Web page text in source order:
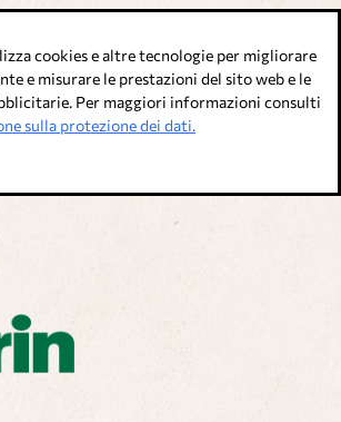
cookies e altre tecnologie per migliorare
e misurare le prestazioni del sito web e le
Per maggiori informazioni consulti
sulla protezione dei dati.
alimentari. Qualità svizzera.